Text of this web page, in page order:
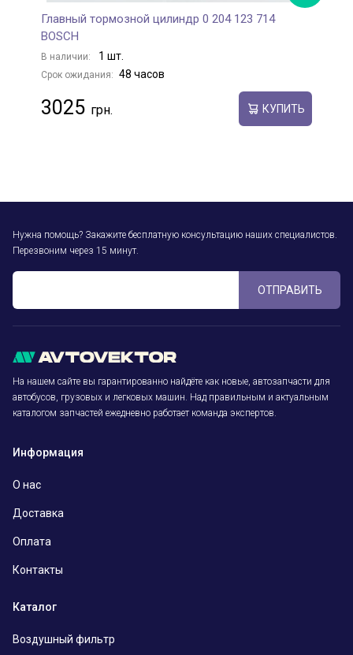
Главный тормозной цилиндр 0 204 123 714
BOSCH
В наличии: 1 шт.
Срок ожидания: 48 часов
3025 КУПИТЬ
Нужна помощь? Закажите бесплатную консультацию наших специалистов.
Перезвоним через 15 минут.
ОТПРАВИТЬ
На нашем сайте вы гарантированно найдёте как новые, автозапчасти для
автобусов, грузовых и легковых машин. Над правильным и актуальным
каталогом запчастей ежедневно работает команда экспертов.
Информация
О нас
Доставка
Оплата
Контакты
Каталог
Воздушный фильтр